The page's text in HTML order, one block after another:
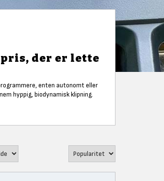
der er lette
enten autonomt eller
hyppig, biodynamisk klipning.